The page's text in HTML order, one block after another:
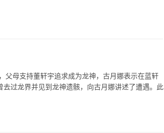
父母支持董轩宇追求成为龙神，古月娜表示在蓝轩
过龙界并见到龙神遗骸，向古月娜讲述了遭遇。此